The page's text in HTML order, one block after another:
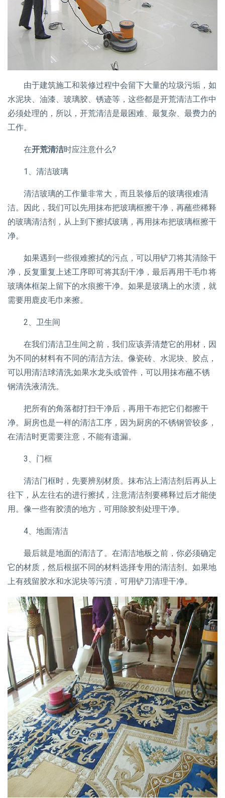
由于建筑施工和装修过程中会留下大量的垃圾污垢，如
水泥块、油漆、玻璃胶、锈迹等，这些都是开荒清洁工作中
必须处理的，所以，开荒清洁是最困难、最复杂、最费力的
工作。
在开荒清洁时应注意什么?
1、清洁玻璃
清洁玻璃的工作量非常大，而且装修后的玻璃很难清
洁。因此，我们可以先用抹布把玻璃框擦干净，再蘸些稀释
的玻璃清洁剂，从上到下擦拭玻璃，再用抹布把玻璃框擦干
净。
如果遇到一些很难擦拭的污点，可以用铲刀将其清除干
净，反复重复上述工序即可将其刮干净，最后再用干毛巾将
玻璃体框架上留下的水痕擦干净。如果是玻璃上的水渍，就
需要用鹿皮毛巾来擦。
2、卫生间
在我们清洁卫生间之前，我们应该弄清楚它的用材，因
为不同的材料有不同的清洁方法。像瓷砖、水泥块、胶点，
可以用清洁球清洗;如果水龙头或管件，可以用抹布蘸不锈
钢清洗液清洗。
把所有的角落都打扫干净后，再用干布把它们都擦干
净。厨房也是一样的清洁工序，因为厨房的不锈钢管较多，
在清洁时更需要注意，不能有遗漏。
3、门框
清洁门框时，先要辨别材质。抹布沾上清洁剂后再从上
往下，从左往右的进行擦拭，注意清洁剂要稀释过后才能使
用。像一些有胶渍的地方，可用除胶剂处理干净。
4、地面清洁
最后就是地面的清洁了。在清洁地板之前，你必须确定
它的材质，然后根据不同的材料选择专用的清洁剂。如果地
上有残留胶水和水泥块等污渍，可用铲刀清理干净。